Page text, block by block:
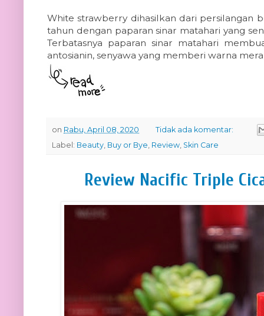
White strawberry dihasilkan dari persilangan
tahun dengan paparan sinar matahari yang
Terbatasnya paparan sinar matahari
antosianin, senyawa yang memberi warna
on Rabu, April 08, 2020
Tidak ada komentar:
Label: Beauty, Buy or Bye, Review, Skin Care
Review Nacific Triple